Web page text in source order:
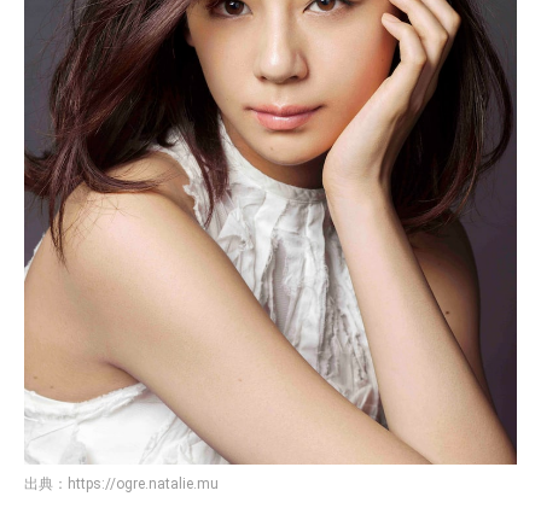
出典： https://ogre.natalie.mu